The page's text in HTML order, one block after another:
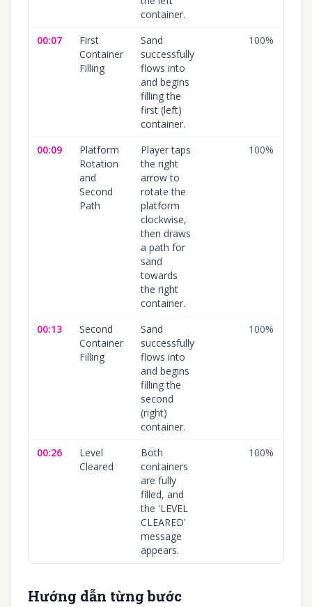
container.
00:07
First
Container
Filling
Sand
successfully
flows into
and begins
filling the
first (left)
container.
100%
00:09
Platform
Rotation
and
Second
Path
Player taps
the right
arrow to
rotate the
platform
clockwise,
then draws
a path for
sand
towards
the right
container.
100%
00:13
Second
Container
Filling
Sand
successfully
flows into
and begins
filling the
second
(right)
container.
100%
00:26
Level
Cleared
Both
containers
are fully
filled, and
the 'LEVEL
CLEARED'
message
appears.
100%
Hướng dẫn từng bước